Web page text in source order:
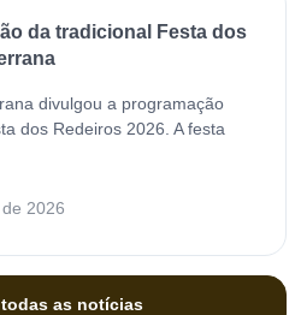
da tradicional Festa dos
divulgou a programação
dos Redeiros 2026. A festa
2026
as notícias